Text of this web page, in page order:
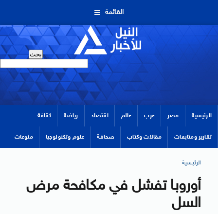
القائمة
الرئيسية مصر عرب عالم اقتصاد رياضة ثقافة
تقارير ومتابعات مقالات وكتاب صحافة علوم وتكنولوجيا منوعات
الرئيسية
أوروبا تفشل في مكافحة مرض
السل